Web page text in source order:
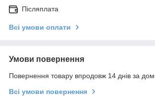
Післяплата
Всі умови оплати
Умови повернення
Повернення товару впродовж 14 днів за
Всі умови повернення